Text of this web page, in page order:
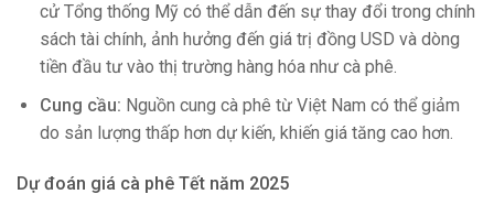
cử Tổng thống Mỹ có thể dẫn đến sự thay đổi trong chính
sách tài chính, ảnh hưởng đến giá trị đồng USD và dòng
tiền đầu tư vào thị trường hàng hóa như cà phê.
Cung cầu: Nguồn cung cà phê từ Việt Nam có thể giảm
do sản lượng thấp hơn dự kiến, khiến giá tăng cao hơn.
Dự đoán giá cà phê Tết năm 2025